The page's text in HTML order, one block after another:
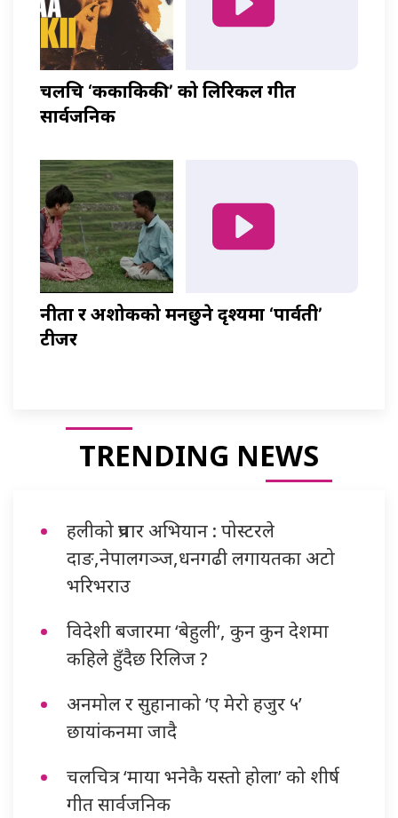
चलचित्र ‘ककाकिकी’ को लिरिकल गीत
सार्वजनिक
नीता र अशोकको मनछुने दृश्यमा ‘पार्वती’
टीजर
TRENDING NEWS
हलीको प्रचार अभियान : पोस्टरले
दाङ,नेपालगञ्ज,धनगढी लगायतका अटो
भरिभराउ
विदेशी बजारमा ‘बेहुली’, कुन कुन देशमा
कहिले हुँदैछ रिलिज ?
अनमोल र सुहानाको ‘ए मेरो हजुर ५’
छायांकनमा जादै
चलचित्र ‘माया भनेकै यस्तो होला’ को शीर्ष
गीत सार्वजनिक